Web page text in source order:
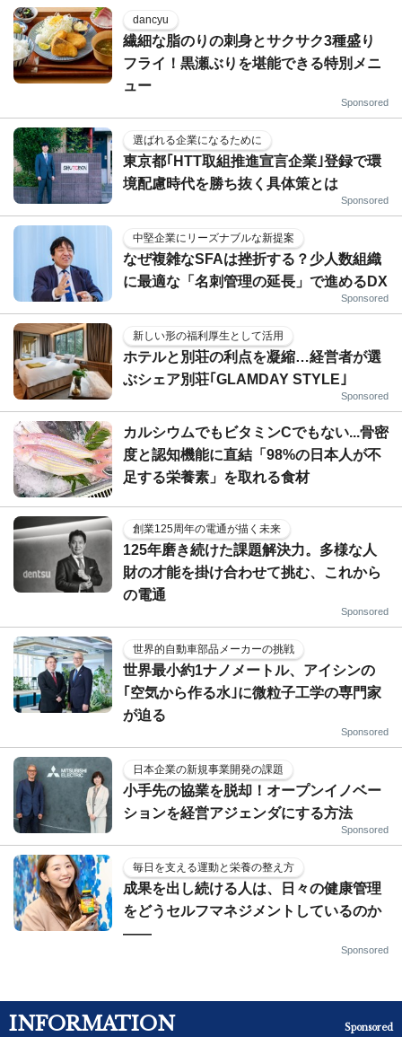
dancyu
繊細な脂のりの刺身とサクサク3種盛り
フライ！黒瀬ぶりを堪能できる特別メニ
ュー
Sponsored
選ばれる企業になるために
東京都｢HTT取組推進宣言企業｣登録で環
境配慮時代を勝ち抜く具体策とは
Sponsored
中堅企業にリーズナブルな新提案
なぜ複雑なSFAは挫折する？少人数組織
に最適な「名刺管理の延長」で進めるDX
Sponsored
新しい形の福利厚生として活用
ホテルと別荘の利点を凝縮…経営者が選
ぶシェア別荘｢GLAMDAY STYLE｣
Sponsored
カルシウムでもビタミンCでもない...骨密
度と認知機能に直結「98%の日本人が不
足する栄養素」を取れる食材
創業125周年の電通が描く未来
125年磨き続けた課題解決力。多様な人
財の才能を掛け合わせて挑む、これから
の電通
Sponsored
世界的自動車部品メーカーの挑戦
世界最小約1ナノメートル、アイシンの
｢空気から作る水｣に微粒子工学の専門家
が迫る
Sponsored
日本企業の新規事業開発の課題
小手先の協業を脱却！オープンイノベー
ションを経営アジェンダにする方法
Sponsored
毎日を支える運動と栄養の整え方
成果を出し続ける人は、日々の健康管理
をどうセルフマネジメントしているのか
——
Sponsored
INFORMATION Sponsored